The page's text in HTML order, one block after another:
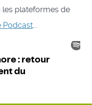
les plateformes de
Podcast...